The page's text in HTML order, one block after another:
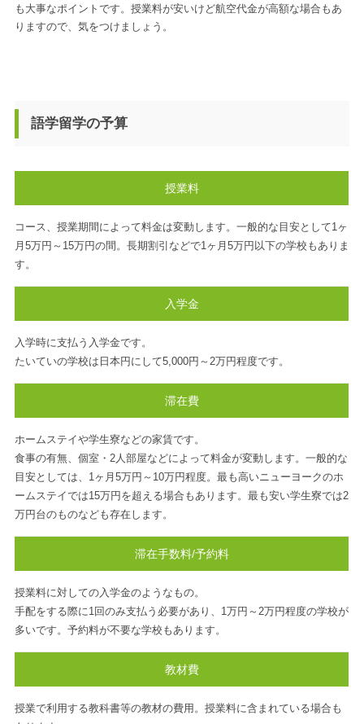
も大事なポイントです。授業料が安いけど航空代金が高額な場合もあ
りますので、気をつけましょう。
語学留学の予算
授業料
コース、授業期間によって料金は変動します。一般的な目安として1ヶ
月5万円～15万円の間。長期割引などで1ヶ月5万円以下の学校もありま
す。
入学金
入学時に支払う入学金です。
たいていの学校は日本円にして5,000円～2万円程度です。
滞在費
ホームステイや学生寮などの家賃です。
食事の有無、個室・2人部屋などによって料金が変動します。一般的な
目安としては、1ヶ月5万円～10万円程度。最も高いニューヨークのホ
ームステイでは15万円を超える場合もあります。最も安い学生寮では2
万円台のものなども存在します。
滞在手数料/予約料
授業料に対しての入学金のようなもの。
手配をする際に1回のみ支払う必要があり、1万円～2万円程度の学校が
多いです。予約料が不要な学校もあります。
教材費
授業で利用する教科書等の教材の費用。授業料に含まれている場合も